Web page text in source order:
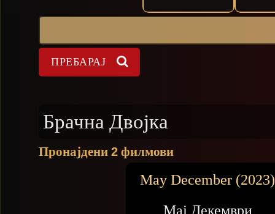
Брачна Двојка
Пронајдени 2 филмови
May December (2023)
Мај Декември